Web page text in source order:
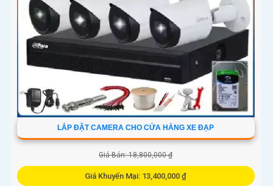
LẮP ĐẶT CAMERA CHO CỬA HÀNG XE ĐẠP
Giá Bán: 18,800,000 ₫
Giá Khuyến Mại: 13,400,000 ₫